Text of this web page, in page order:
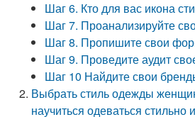
Шаг 6. Кто для вас икона
Шаг 7. Проанализируйте
Шаг 8. Пропишите свои
Шаг 9. Проведите аудит
Шаг 10 Найдите свои
Выбрать стиль одежды
научиться одеваться стильно